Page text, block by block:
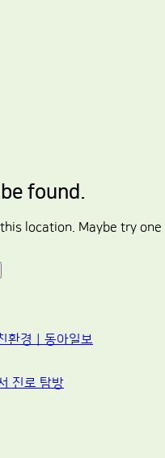
found.
location. Maybe try one
환경｜동아일보
진로 탐방